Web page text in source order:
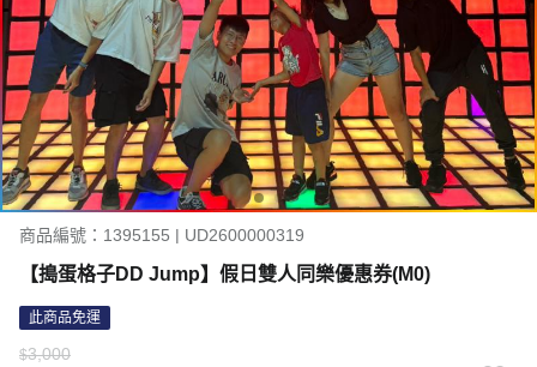
商品編號：1395155 | UD2600000319
【搗蛋格子DD Jump】假日雙人同樂優惠券(M0)
此商品免運
$3,000